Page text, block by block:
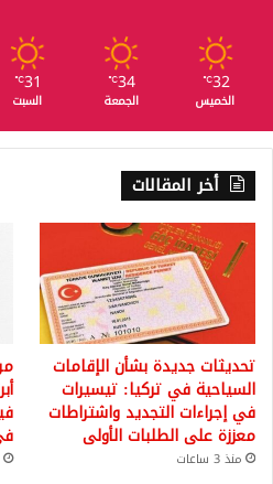
32
℃
الخميس
34
℃
الجمعة
31
℃
السبت
أخر المقالات
تحديثات جديدة بشأن الإقامات
السياحية في تركيا: تيسيرات
في إجراءات التجديد واشتراطات
معززة على الطلبات الأولى
منذ 3 ساعات